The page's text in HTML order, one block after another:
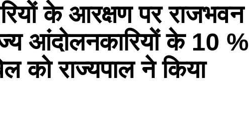
के आरक्षण पर राजभवन
आंदोलनकारियों के 10 %
को राज्यपाल ने किया